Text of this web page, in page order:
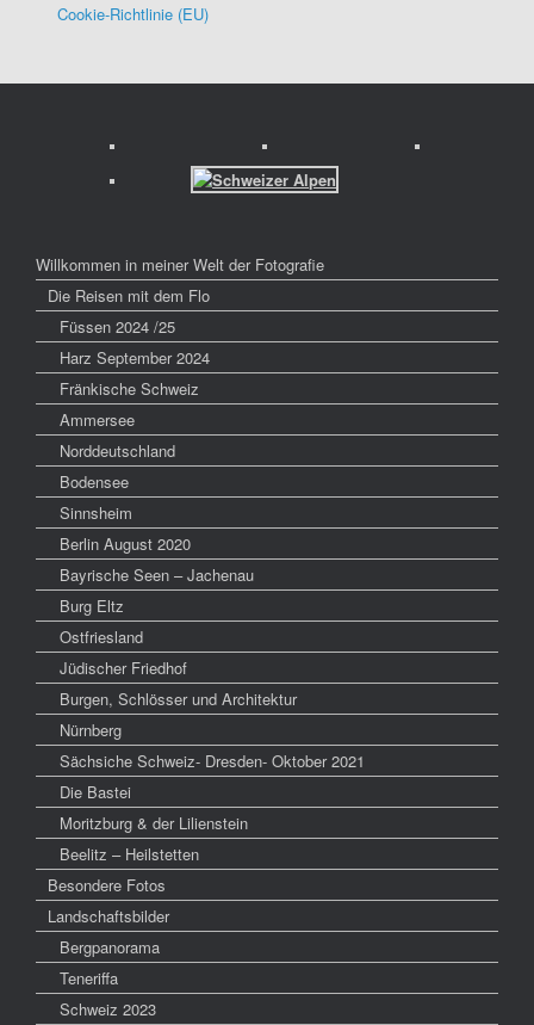
Cookie-Richtlinie (EU)
Willkommen in meiner Welt der Fotografie
Die Reisen mit dem Flo
Füssen 2024 /25
Harz September 2024
Fränkische Schweiz
Ammersee
Norddeutschland
Bodensee
Sinnsheim
Berlin August 2020
Bayrische Seen – Jachenau
Burg Eltz
Ostfriesland
Jüdischer Friedhof
Burgen, Schlösser und Architektur
Nürnberg
Sächsiche Schweiz- Dresden- Oktober 2021
Die Bastei
Moritzburg & der Lilienstein
Beelitz – Heilstetten
Besondere Fotos
Landschaftsbilder
Bergpanorama
Teneriffa
Schweiz 2023